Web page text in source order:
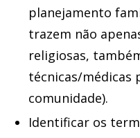
planejamento
trazem não
religiosas,
técnicas/médicas
comunidade).
Identificar os